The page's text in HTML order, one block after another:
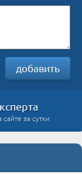
добавить
за сутки